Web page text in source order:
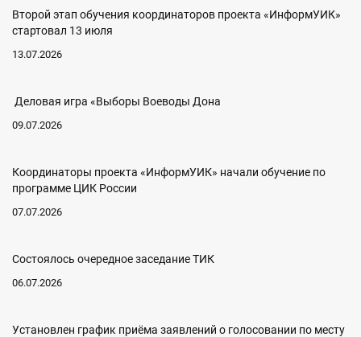
Второй этап обучения координаторов проекта «ИнформУИК»
стартовал 13 июля
13.07.2026
Деловая игра «Выборы Воеводы Дона
09.07.2026
Координаторы проекта «ИнформУИК» начали обучение по
программе ЦИК России
07.07.2026
Состоялось очередное заседание ТИК
06.07.2026
Установлен график приёма заявлений о голосовании по месту